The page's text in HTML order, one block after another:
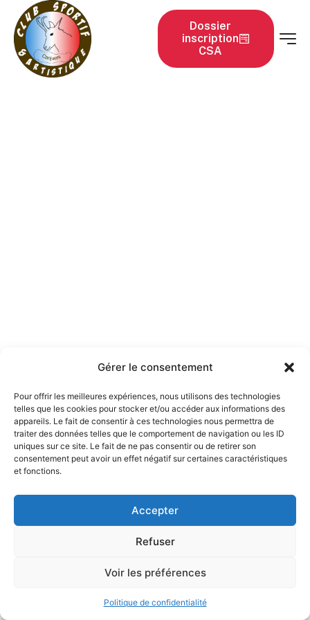
Gérer le consentement
Pour offrir les meilleures expériences, nous utilisons des technologies
telles que les cookies pour stocker et/ou accéder aux informations des
appareils. Le fait de consentir à ces technologies nous permettra de
traiter des données telles que le comportement de navigation ou les ID
uniques sur ce site. Le fait de ne pas consentir ou de retirer son
consentement peut avoir un effet négatif sur certaines caractéristiques
et fonctions.
Accepter
Refuser
Voir les préférences
Politique de confidentialité
Dossier
inscription
CSA
TOUS DROITS RÉSERVÉS. Conçu par
Politique de confidentialité Mention légales